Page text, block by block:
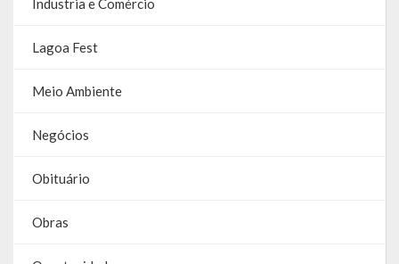
Demonstrativos Contábeis
Legislativo
Legislação
Industria e Comércio
Lagoa Fest
Meio Ambiente
Negócios
Obituário
Obras